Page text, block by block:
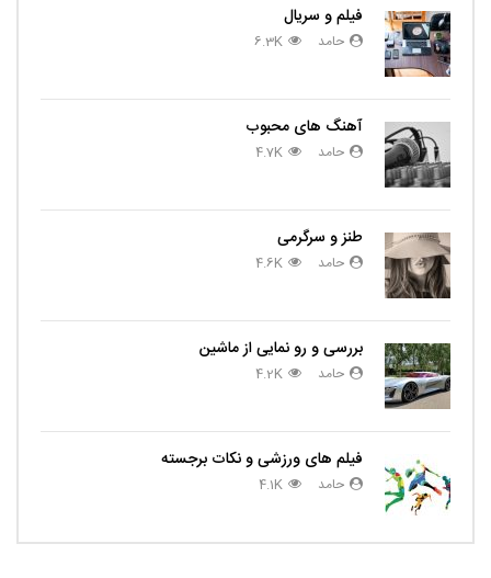
فیلم و سریال
حامد 6.3K
آهنگ های محبوب
حامد 4.7K
طنز و سرگرمی
حامد 4.6K
بررسی و رو نمایی از ماشین
حامد 4.2K
فیلم های ورزشی و نکات برجسته
حامد 4.1K